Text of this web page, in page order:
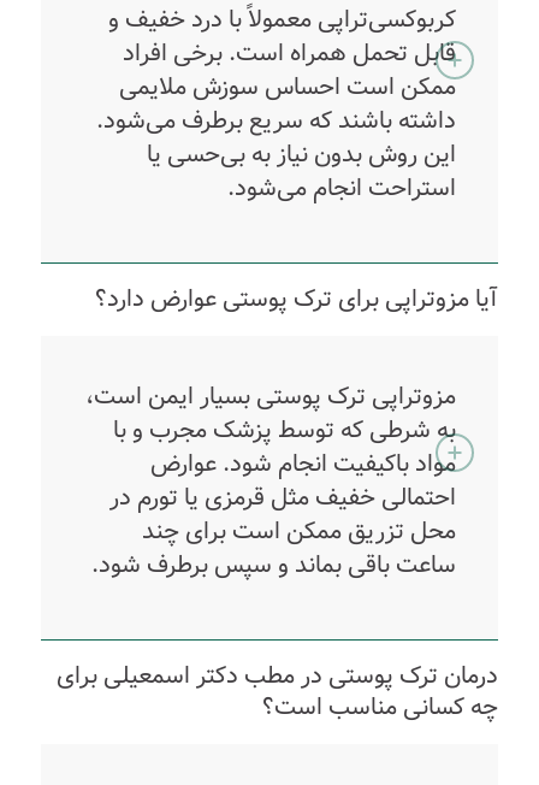
کربوکسی‌تراپی معمولاً با درد خفیف و
قابل تحمل همراه است. برخی افراد
ممکن است احساس سوزش ملایمی
داشته باشند که سریع برطرف می‌شود.
این روش بدون نیاز به بی‌حسی یا
استراحت انجام می‌شود.
آیا مزوتراپی برای ترک پوستی عوارض دارد؟
مزوتراپی ترک پوستی بسیار ایمن است،
به شرطی که توسط پزشک مجرب و با
مواد باکیفیت انجام شود. عوارض
احتمالی خفیف مثل قرمزی یا تورم در
محل تزریق ممکن است برای چند
ساعت باقی بماند و سپس برطرف شود.
درمان ترک پوستی در مطب دکتر اسمعیلی برای
چه کسانی مناسب است؟